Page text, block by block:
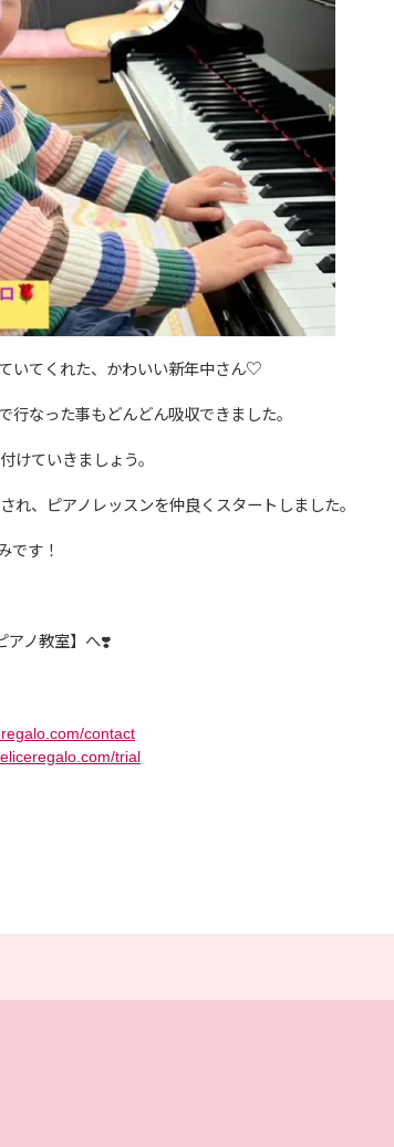
いてくれた、かわいい新年中さん♡
行なった事もどんどん吸収できました。
けていきましょう。
れ、ピアノレッスンを仲良くスタートしました。
です！
アノ教室】へ❣️
contact
trial